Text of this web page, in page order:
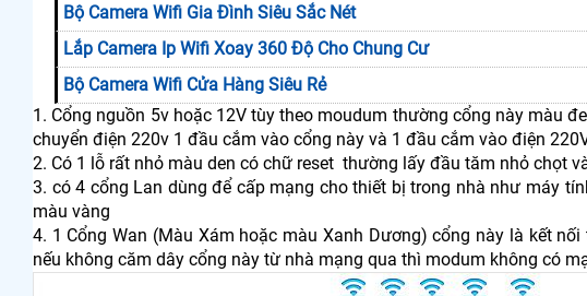
Bộ Camera Wifi Gia Đình Siêu Sắc Nét
Lắp Camera Ip Wifi Xoay 360 Độ Cho Chung Cư
Bộ Camera Wifi Cửa Hàng Siêu Rẻ
1. Cổng nguồn 5v hoặc 12V tùy theo moudum thường cổng này màu
chuyển điện 220v 1 đầu cắm vào cổng này và 1 đầu cắm vào điện
2. Có 1 lỗ rất nhỏ màu den có chữ reset thường lấy đầu tăm nhỏ chọt
3. có 4 cổng Lan dùng để cấp mạng cho thiết bị trong nhà như máy
màu vàng
4. 1 Cổng Wan (Màu Xám hoặc màu Xanh Dương) cổng này là kết
nếu không căm dây cổng này từ nhà mạng qua thì modum không có